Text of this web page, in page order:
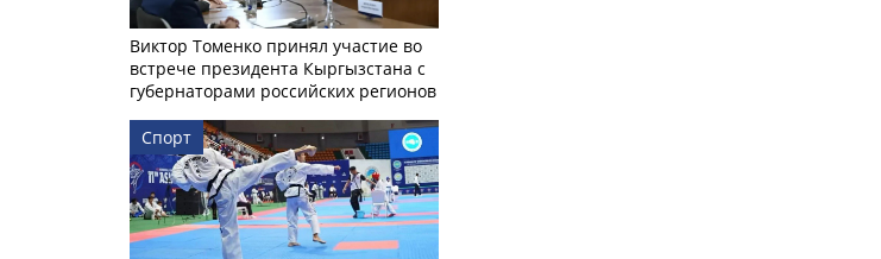
Виктор Томенко принял участие во
встрече президента Кыргызстана с
губернаторами российских регионов
Спорт